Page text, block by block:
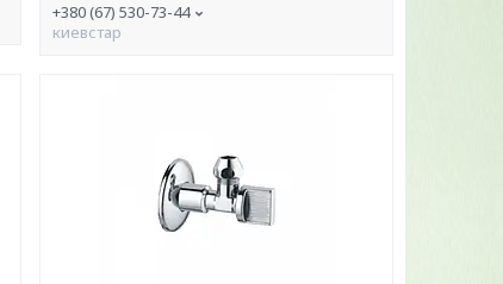
+380 (67) 530-73-44
киевстар